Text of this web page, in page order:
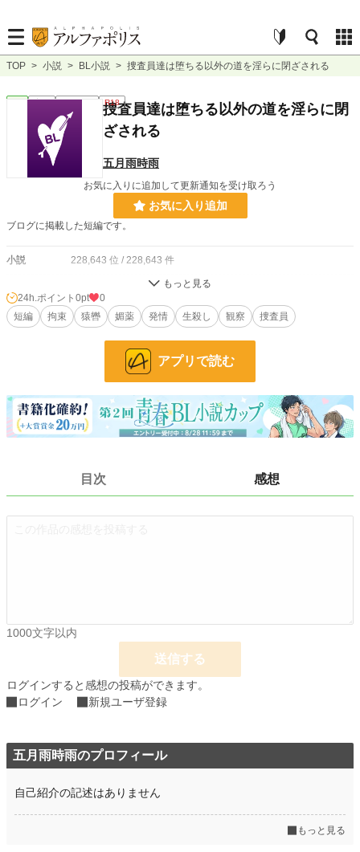
TOP > 小説 > BL小説 > 捜査員達は堕ちる以外の道を淫らに閉ざされる
完結 ｼｮｰﾄｼｮｰﾄ R18
捜査員達は堕ちる以外の道を淫らに閉
ざされる
五月雨時雨
お気に入りに追加して更新通知を受け取ろう
お気に入り追加
ブログに掲載した短編です。
小説 228,643 位 / 228,643 件
31,392 位 / 31,392 件
お気に入り 2
更新日時 2022.10.28 22:13
初回公開日時 2022.10.28 22:13
0 pt (228,643 位)
月間ポイント 0 pt (228,643 位)
24h.ポイント 0pt
0
短編
拘束 猿轡 媚薬 発情 生殺し 観察 捜査員
アプリで読む
目次 感想
1000文字以内
送信する
ログインすると感想の投稿ができます。
ログイン
新規ユーザ登録
五月雨時雨のプロフィール
自己紹介の記述はありません
もっと見る